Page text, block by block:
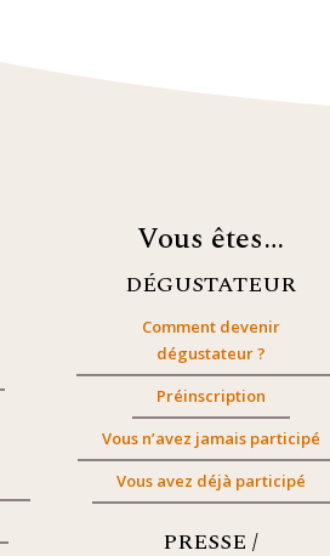
Vous êtes…
DÉGUSTATEUR
Comment devenir
dégustateur ?
Préinscription
Vous n’avez jamais participé
Vous avez déjà participé
PRESSE /